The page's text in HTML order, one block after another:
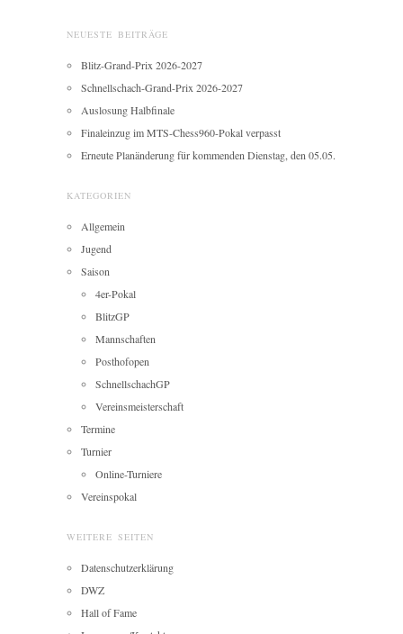
NEUESTE BEITRÄGE
Blitz-Grand-Prix 2026-2027
Schnellschach-Grand-Prix 2026-2027
Auslosung Halbfinale
Finaleinzug im MTS-Chess960-Pokal verpasst
Erneute Planänderung für kommenden Dienstag, den 05.05.
KATEGORIEN
Allgemein
Jugend
Saison
4er-Pokal
BlitzGP
Mannschaften
Posthofopen
SchnellschachGP
Vereinsmeisterschaft
Termine
Turnier
Online-Turniere
Vereinspokal
WEITERE SEITEN
Datenschutzerklärung
DWZ
Hall of Fame